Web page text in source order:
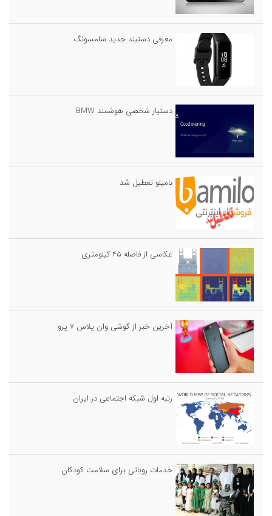
معرفی دستبند جدید سامسونگ
دستیار شخصی هوشمند BMW
بامیلو تعطیل شد
عکاسی از فاصله ۴۵ کیلومتری
آخرین خبر از گوشی وان پلاس ۷ پرو
رتبه اول شبکه اجتماعی در ایران
خدمات روباتى براى سلامت كودكان